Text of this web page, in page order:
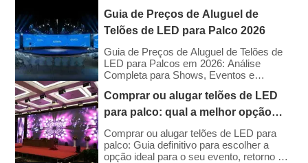
replays, placares, anúncios e recursos de
interação com os fãs. Esses telões
aprimoram a experiência dos torcedores
no dia do jogo, além de oferecerem
valiosas oportunidades de patrocínio e
receita publicitária. Este guia explora os
Guia de Preços de Aluguel de
Telões de LED para Palco 2026
Guia de Preços de Aluguel de Telões de
LED para Palcos em 2026: Análise
Completa para Shows, Eventos e
Ao entrarmos em 2026, o custo do
aluguel de telões de LED se estabilizou,
mesmo com o avanço da tecnologia.
Embora os preços de aluguel dos painéis
tenham diminuído ligeiramente devido à
eficiência de fabricação, a demanda por
Comprar ou alugar telões de LED
para palco: qual a melhor opção
para o seu evento?
Comprar ou alugar telões de LED para
palco: Guia definitivo para escolher a
opção ideal para o seu evento, retorno do